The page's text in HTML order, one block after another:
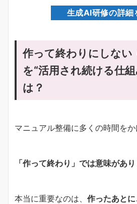
生成AI研修の詳細
作って終わりにしない
を“活用され続ける仕
は？
マニュアル整備に多くの時間をか
「作って終わり」では意味があり
本当に重要なのは、 作ったあと